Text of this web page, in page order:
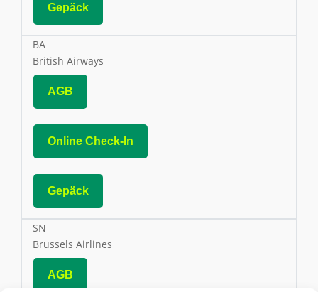
Gepäck
BA
British Airways
AGB
Online Check-In
Gepäck
SN
Brussels Airlines
AGB